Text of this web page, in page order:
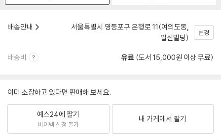
배송안내
서울특별시 영등포구 은행로 11(여의도동,
일신빌딩)
변경
배송비 유료 (도서 15,000원 이상 무료)
이미 소장하고 있다면 판매해 보세요.
예스24에 팔기
바이백 신청 불가
내 가게에서 팔기